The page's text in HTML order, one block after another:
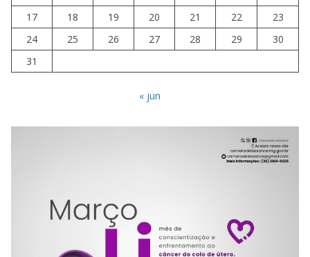
17
18 19 20 21 22
23
24
25 26 27 28 29
30
31
« jun